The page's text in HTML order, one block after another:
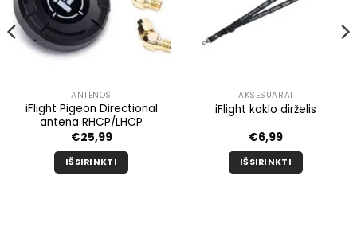
ANTENOS
iFlight Pigeon Directional
antena RHCP/LHCP
€25,99
IŠSIRINKTI
AKSESUARAI
iFlight kaklo dirželis
€6,99
IŠSIRINKTI